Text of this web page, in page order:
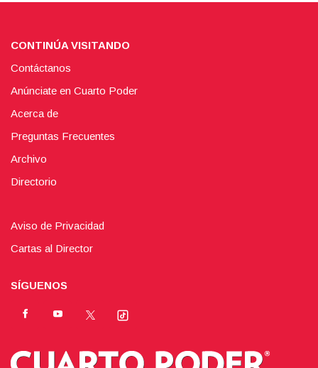
CONTINÚA VISITANDO
Contáctanos
Anúnciate en Cuarto Poder
Acerca de
Preguntas Frecuentes
Archivo
Directorio
Aviso de Privacidad
Cartas al Director
SÍGUENOS